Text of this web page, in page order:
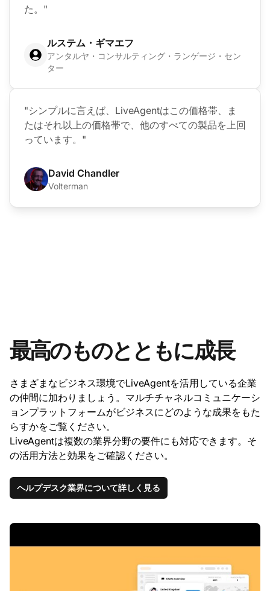
た。"
ルステム・ギマエフ
アンタルヤ・コンサルティング・ランゲージ・セン
ター
"シンプルに言えば、LiveAgentはこの価格帯、ま
たはそれ以上の価格帯で、他のすべての製品を上回
っています。"
David Chandler
Volterman
最高のものとともに成長
さまざまなビジネス環境でLiveAgentを活用している企業
の仲間に加わりましょう。マルチチャネルコミュニケーシ
ョンプラットフォームがビジネスにどのような成果をもた
らすかをご覧ください。
LiveAgentは複数の業界分野の要件にも対応できます。そ
の活用方法と効果をご確認ください。
ヘルプデスク業界について詳しく見る